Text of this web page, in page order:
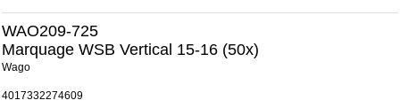
WAO209-725
Marquage WSB Vertical 15-16 (50x)
Wago
4017332274609